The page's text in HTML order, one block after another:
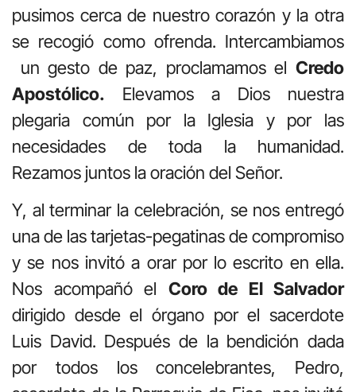
pusimos cerca de nuestro corazón y la otra
se recogió como ofrenda. Intercambiamos
un gesto de paz, proclamamos el Credo
Apostólico. Elevamos a Dios nuestra
plegaria común por la Iglesia y por las
necesidades de toda la humanidad.
Rezamos juntos la oración del Señor.
Y, al terminar la celebración, se nos entregó
una de las tarjetas-pegatinas de compromiso
y se nos invitó a orar por lo escrito en ella.
Nos acompañó el Coro de El Salvador
dirigido desde el órgano por el sacerdote
Luis David. Después de la bendición dada
por todos los concelebrantes, Pedro,